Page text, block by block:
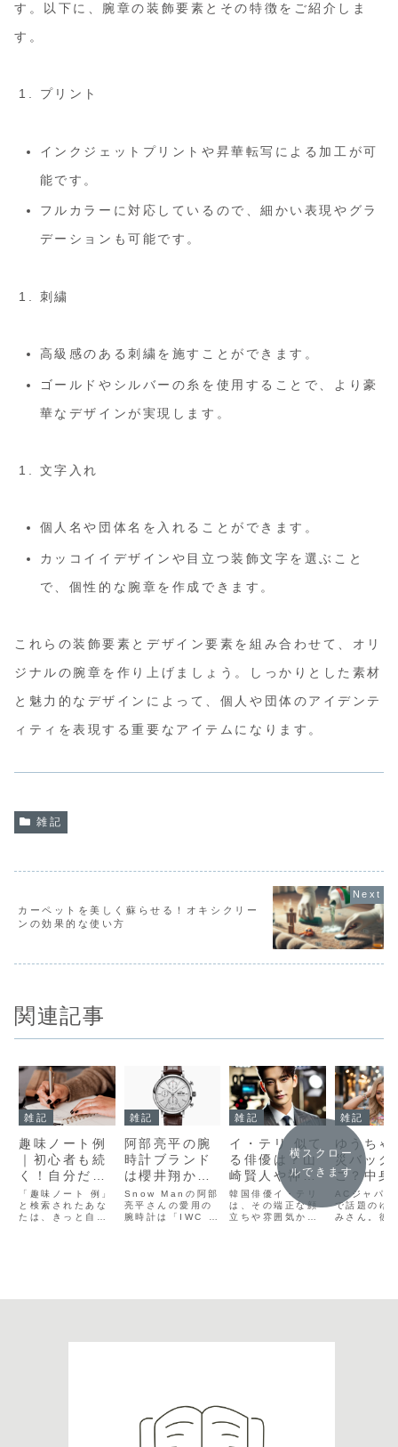
す。以下に、腕章の装飾要素とその特徴をご紹介しま
す。
プリント
インクジェットプリントや昇華転写による加工が可
能です。
フルカラーに対応しているので、細かい表現やグラ
デーションも可能です。
刺繍
高級感のある刺繍を施すことができます。
ゴールドやシルバーの糸を使用することで、より豪
華なデザインが実現します。
文字入れ
個人名や団体名を入れることができます。
カッコイイデザインや目立つ装飾文字を選ぶこと
で、個性的な腕章を作成できます。
これらの装飾要素とデザイン要素を組み合わせて、オリ
ジナルの腕章を作り上げましょう。しっかりとした素材
と魅力的なデザインによって、個人や団体のアイデンテ
ィティを表現する重要なアイテムになります。
雑記
カーペットを美しく蘇らせる！オキシクリー
ンの効果的な使い方
関連記事
雑記
趣味ノート例
｜初心者も続
く！自分だけ
の「好き」の
見つけ方
「趣味ノート 例」
と検索されたあな
たは、きっと自分
も実際に始めよう
なはどんな風に楽
雑記
阿部亮平の腕
時計ブランド
は櫻井翔から
もらった
「IWC ポート
フィノ クロノ
Snow Manの阿部
亮平さんの愛用の
腕時計は「IWC ポ
万！！さすが嵐！
った腕時計IWC公
雑記
イ・テリ 似て
る俳優は？山
崎賢人や神木
隆之介と徹底
比較
韓国俳優イ・テリ
は、その端正な顔
立ちや雰囲気か
ット上でも話題と
かい部分で共通点
雑記
ゆうちゃ
災バック
こ？中身
段から人
秘密まで
解説
ACジャパ
で話題のゆ
みさん。彼
持ちの読者
災バッグの
横スクロー
ルできます